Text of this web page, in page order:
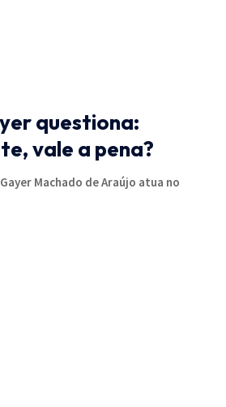
questiona:
vale a pena?
Machado de Araújo atua no